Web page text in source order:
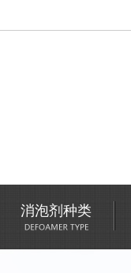
消泡剂种类